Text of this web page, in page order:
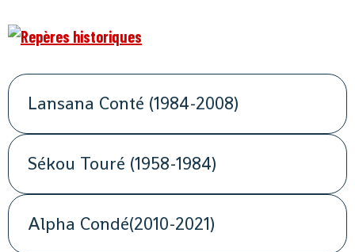
Lansana Conté (1984-2008)
Sékou Touré (1958-1984)
Alpha Condé(2010-2021)